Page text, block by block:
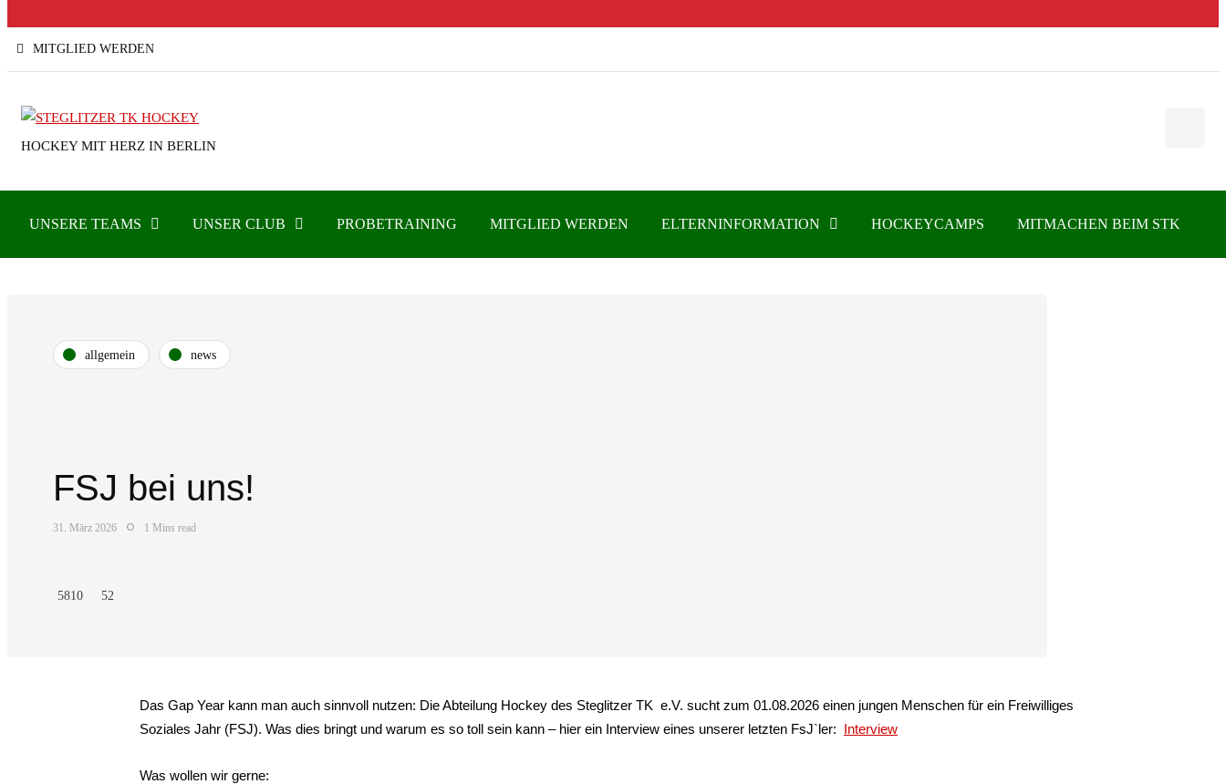
MITGLIED WERDEN
HOCKEY MIT HERZ IN BERLIN
UNSERE TEAMS UNSER CLUB PROBETRAINING MITGLIED WERDEN ELTERNINFORMATION HOCKEYCAMPS MITMACHEN BEIM STK
allgemein news
FSJ bei uns!
31. März 2026 1 Mins read
5810 52
Das Gap Year kann man auch sinnvoll nutzen: Die Abteilung Hockey des Steglitzer TK e.V. sucht zum 01.08.2026 einen jungen Menschen für ein Freiwilliges
Soziales Jahr (FSJ). Was dies bringt und warum es so toll sein kann – hier ein Interview eines unserer letzten FsJ`ler: Interview
Was wollen wir gerne: